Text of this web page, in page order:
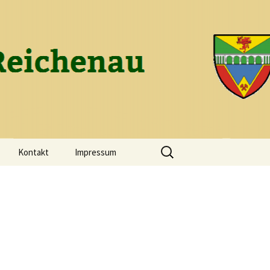
Reichenau
Kontakt Impressum
Suchen
nach: